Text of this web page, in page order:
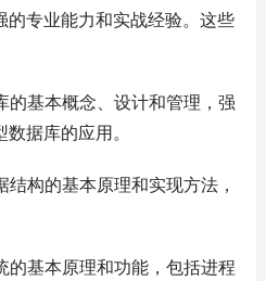
的专业能力和实战经验。这些
的基本概念、设计和管理，强
据库的应用。
构的基本原理和实现方法，
的基本原理和功能，包括进程